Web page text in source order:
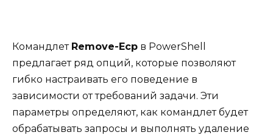
Командлет Remove-Ecp в PowerShell
предлагает ряд опций, которые позволяют
гибко настраивать его поведение в
зависимости от требований задачи. Эти
параметры определяют, как командлет будет
обрабатывать запросы и выполнять удаление